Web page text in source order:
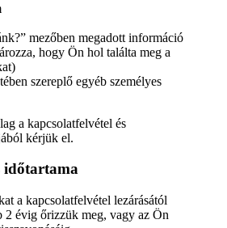
mezőben megadott információ
hogy Ön hol találta meg a
szereplő egyéb személyes
a kapcsolatfelvétel és
kérjük el.
időtartama
a kapcsolatfelvétel lezárásától
2 évig őrizzük meg, vagy az Ön